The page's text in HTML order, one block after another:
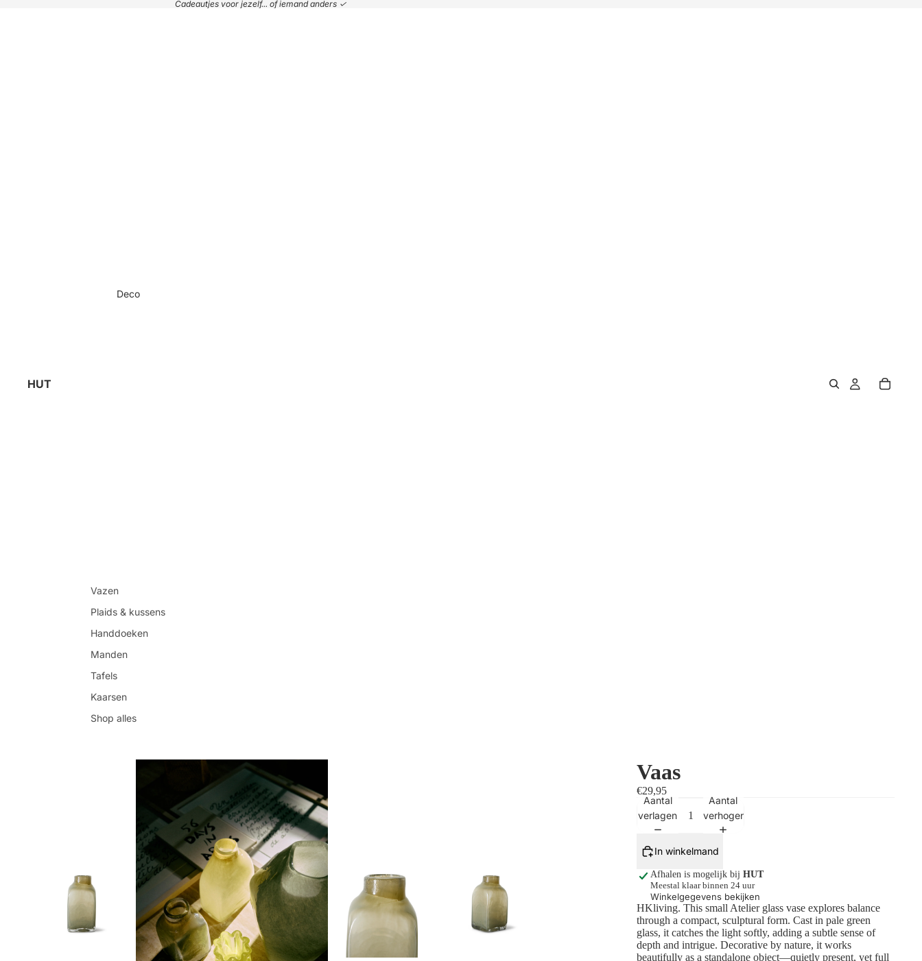
Cadeautjes voor jezelf... of iemand anders ✓
HUT
Deco
Vazen
Plaids & kussens
Handdoeken
Manden
Tafels
Kaarsen
Shop alles
Vaas
€29,95
Aantal
verlagen
Aantal
verhogen
In winkelmand
Afhalen is mogelijk bij HUT
Meestal klaar binnen 24 uur
Winkelgegevens bekijken
HKliving. This small Atelier glass vase explores balance
through a compact, sculptural form. Cast in pale green
glass, it catches the light softly, adding a subtle sense of
depth and intrigue. Decorative by nature, it works
beautifully as a standalone object—quietly present, yet full